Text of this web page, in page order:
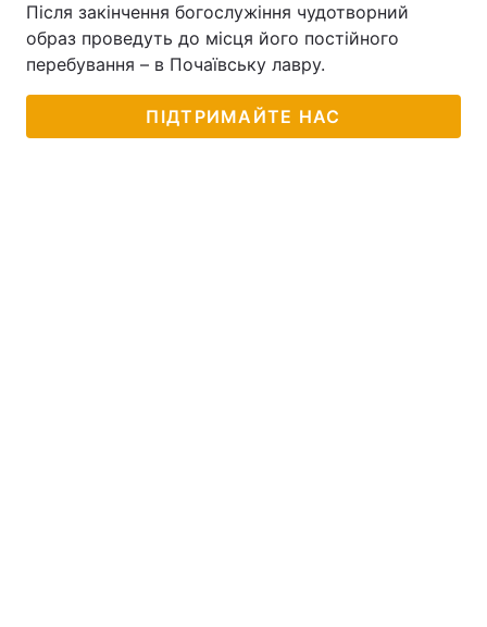
Після закінчення богослужіння чудотворний
образ проведуть до місця його постійного
перебування – в Почаївську лавру.
ПІДТРИМАЙТЕ НАС